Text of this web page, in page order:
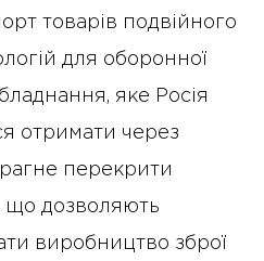
товарів подвійного
для оборонної
яке Росія
отримати через
перекрити
що дозволяють
виробництво зброї